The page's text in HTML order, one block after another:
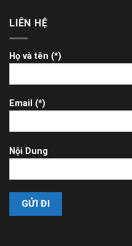
LIÊN HỆ
Họ và tên (*)
Email (*)
Nội Dung